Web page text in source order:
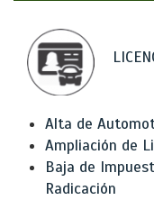
Alta de
Ampliación de
Baja de
Radicación